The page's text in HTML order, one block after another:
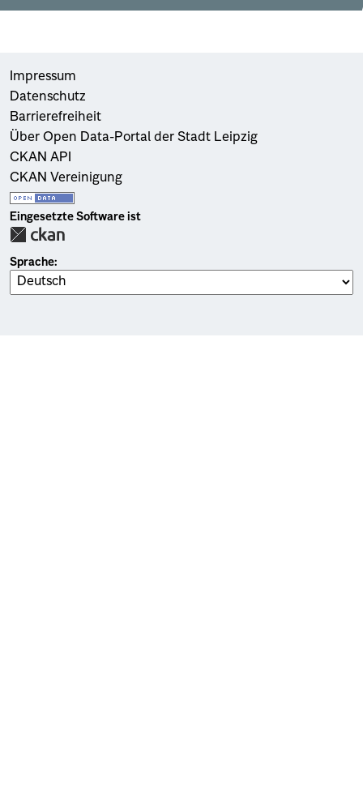
Impressum
Datenschutz
Barrierefreiheit
Über Open Data-Portal der Stadt Leipzig
CKAN API
CKAN Vereinigung
Eingesetzte Software ist
Sprache